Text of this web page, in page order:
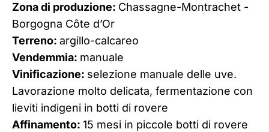
Zona di produzione: Chassagne-Montrachet -
Borgogna Côte d’Or
Terreno: argillo-calcareo
Vendemmia: manuale
Vinificazione: selezione manuale delle uve.
Lavorazione molto delicata, fermentazione con
lieviti indigeni in botti di rovere
Affinamento: 15 mesi in piccole botti di rovere